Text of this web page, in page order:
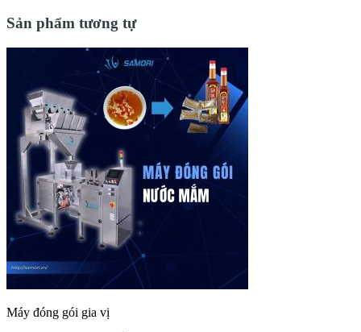
Sản phẩm tương tự
Máy đóng gói gia vị